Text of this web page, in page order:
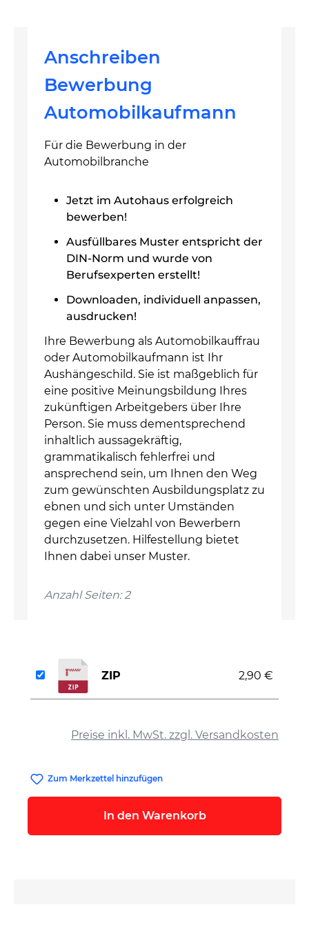
Anschreiben
Bewerbung
Automobilkaufmann
Für die Bewerbung in der
Automobilbranche
Jetzt im Autohaus erfolgreich
bewerben!
Ausfüllbares Muster entspricht der
DIN-Norm und wurde von
Berufsexperten erstellt!
Downloaden, individuell anpassen,
ausdrucken!
Ihre Bewerbung als Automobilkauffrau
oder Automobilkaufmann ist Ihr
Aushängeschild. Sie ist maßgeblich für
eine positive Meinungsbildung Ihres
zukünftigen Arbeitgebers über Ihre
Person. Sie muss dementsprechend
inhaltlich aussagekräftig,
grammatikalisch fehlerfrei und
ansprechend sein, um Ihnen den Weg
zum gewünschten Ausbildungsplatz zu
ebnen und sich unter Umständen
gegen eine Vielzahl von Bewerbern
durchzusetzen. Hilfestellung bietet
Ihnen dabei unser Muster.
Anzahl Seiten: 2
Preise inkl. MwSt. zzgl. Versandkosten
ZIP 2,90 €
Zum Merkzettel hinzufügen
In den Warenkorb